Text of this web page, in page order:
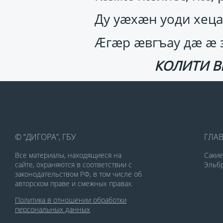
Ду уӕхӕн уоди
Ӕгӕр ӕвгъау дӕ ӕ
КОЛИТИ
© “ДИГОРА”, ГБУ
Все материалы, находящиеся на
сайте, охраняются в соответствии с
законодательством РФ, в том числе об
авторском праве и смежных правах.
Политика в отношении обработки
персональных данных